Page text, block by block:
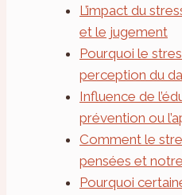
L’impact du
et le jugement
Pourquoi le
perception du
Influence de
prévention ou
Comment le
pensées et
Pourquoi